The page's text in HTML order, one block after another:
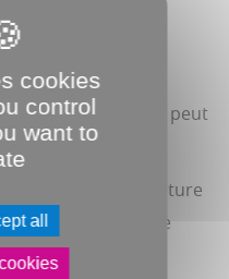
le temps d’attente peut
d’artifice : fermeture
et fermeture de
cookies
control
want to
all